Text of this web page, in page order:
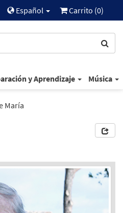
Español Carrito (0)
y Aprendizaje Música
María